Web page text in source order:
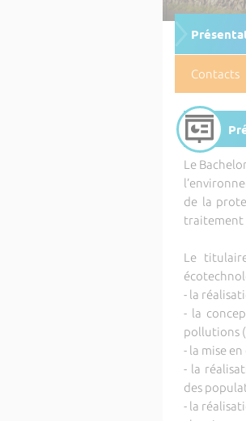
Contacts
Le
de la
traitement
Le
- la
- la
pollutions
- la mise
- la
des
- la